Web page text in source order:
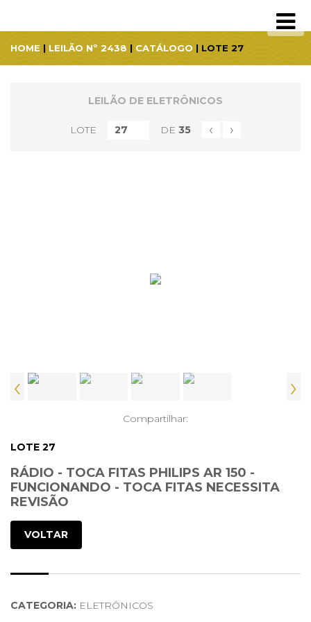
HOME | LEILÃO Nº 2438 | CATÁLOGO | LOTE 27
LEILÃO DE ELETRÔNICOS
LOTE DE 35 ‹ ›
‹ ›
Compartilhar:
LOTE 27
RÁDIO - TOCA FITAS PHILIPS AR 150 -
FUNCIONANDO - TOCA FITAS NECESSITA
REVISÃO
VOLTAR
CATEGORIA: ELETRÔNICOS